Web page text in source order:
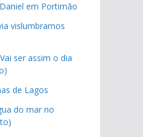
em Portimão
vislumbramos
ser assim o dia
de Lagos
do mar no